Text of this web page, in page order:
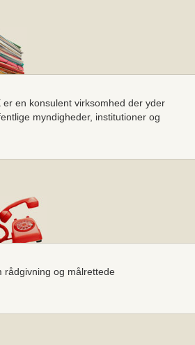
er en konsulent virksomhed der yder
myndigheder, institutioner og
rådgivning og målrettede